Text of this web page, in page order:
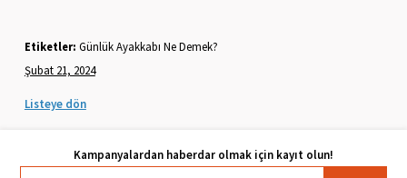
Etiketler: Günlük Ayakkabı Ne Demek?
Şubat 21, 2024
Listeye dön